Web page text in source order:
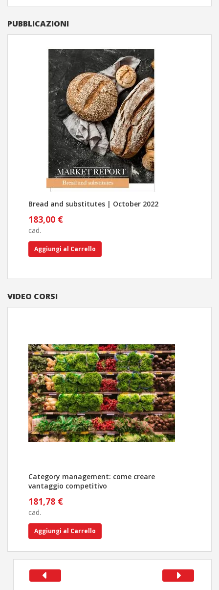
PUBBLICAZIONI
Bread and substitutes | October 2022
183,00 €
cad.
Aggiungi al Carrello
VIDEO CORSI
Category management: come creare
vantaggio competitivo
181,78 €
cad.
Aggiungi al Carrello